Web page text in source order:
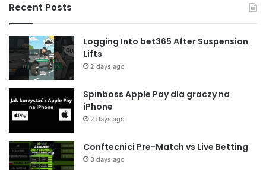
Recent Posts
Logging Into bet365 After Suspension
Lifts
2 days ago
Spinboss Apple Pay dla graczy na
iPhone
2 days ago
Conftecnici Pre-Match vs Live Betting
3 days ago